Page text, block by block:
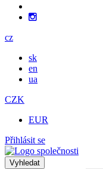
cz
sk
en
ua
CZK
EUR
Přihlásit se
Vyhledat